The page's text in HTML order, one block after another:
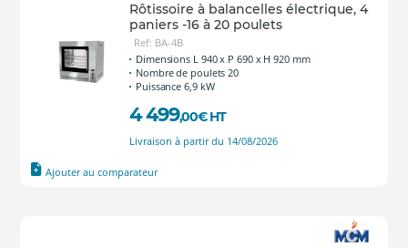
Rôtissoire à balancelles électrique, 4
paniers -16 à 20 poulets
Ref: BA-4B
Dimensions L 940 x P 690 x H 920 mm
Nombre de poulets 20
Puissance 6,9 kW
4 499,00€ HT
Livraison à partir du 14/08/2026
Ajouter au comparateur